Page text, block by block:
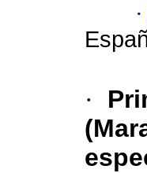
·
·